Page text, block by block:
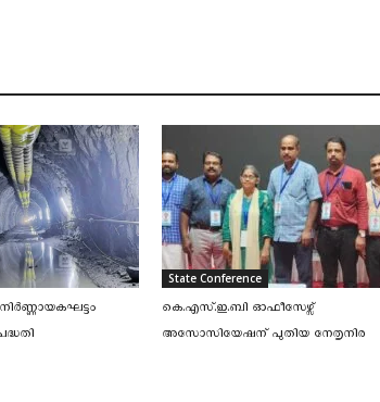
State Conference
കെ.എസ്.ഇ.ബി ഓഫീസേഴ്സ്
അസോസിയേഷന് പുതിയ നേതൃനിര